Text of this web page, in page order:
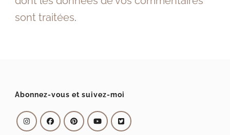
sont traitées.
Abonnez-vous et suivez-moi